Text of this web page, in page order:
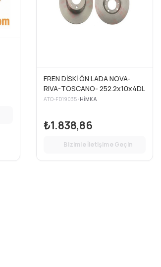
FREN DİSKİ ÖN LADA NOVA-
RIVA-TOSCANO- 252.2x10x4DL
ATO-FD19035• HIMKA
₺1.838,86
Bizimle İletişime Geçin